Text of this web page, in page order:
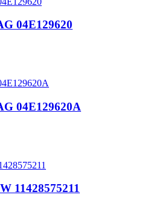
04E129620
04E129620A
11428575211